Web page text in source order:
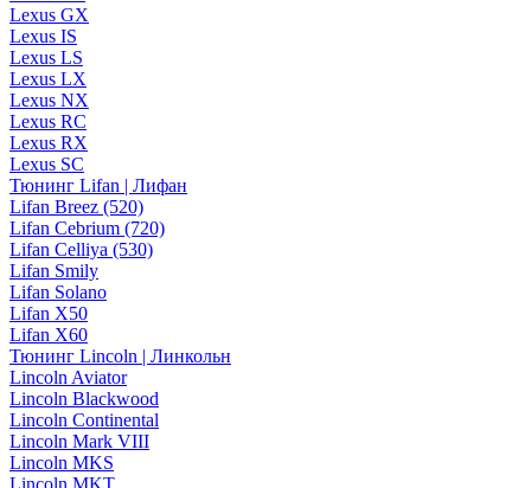
Lexus GX
Lexus IS
Lexus LS
Lexus LX
Lexus NX
Lexus RC
Lexus RX
Lexus SC
Тюнинг Lifan | Лифан
Lifan Breez (520)
Lifan Cebrium (720)
Lifan Celliya (530)
Lifan Smily
Lifan Solano
Lifan X50
Lifan X60
Тюнинг Lincoln | Линкольн
Lincoln Aviator
Lincoln Blackwood
Lincoln Continental
Lincoln Mark VIII
Lincoln MKS
Lincoln MKT